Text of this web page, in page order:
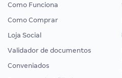
Como Funciona
Como Comprar
Loja Social
Validador de documentos
Conveniados